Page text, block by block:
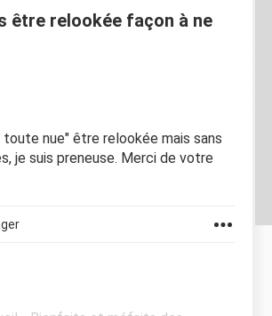
être relookée façon à ne
nue" être relookée mais sans
je suis preneuse. Merci de votre